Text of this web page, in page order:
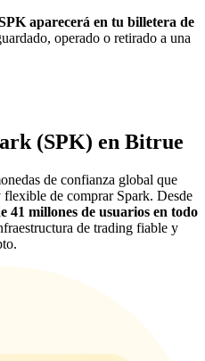
pool
aparecerá en tu billetera de
operado o retirado a una
(SPK) en Bitrue
de confianza global que
de comprar Spark. Desde
41 millones de usuarios en todo
de trading fiable y